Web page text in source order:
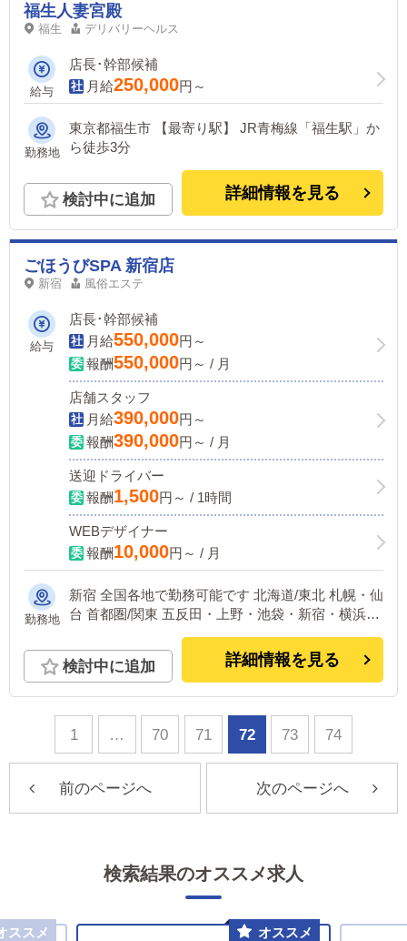
福生人妻宮殿
福生 デリバリーヘルス
給与
店長･幹部候補
月給250,000円～
勤務地
東京都福生市 【最寄り駅】 JR青梅線「福生駅」か
ら徒歩3分
検討中に追加 詳細情報を見る
ごほうびSPA 新宿店
新宿 風俗エステ
給与
店長･幹部候補
月給550,000円～
報酬550,000円～ / 月
店舗スタッフ
月給390,000円～
報酬390,000円～ / 月
送迎ドライバー
報酬1,500円～ / 1時間
WEBデザイナー
報酬10,000円～ / 月
勤務地
新宿 全国各地で勤務可能です 北海道/東北 札幌・仙
台 首都圏/関東 五反田・上野・池袋・新宿・横浜・
良 中国/四国 広島 九州 福岡・熊本
検討中に追加 詳細情報を見る
1 … 70 71 72 73 74
前のページへ 次のページへ
検索結果のオススメ求人